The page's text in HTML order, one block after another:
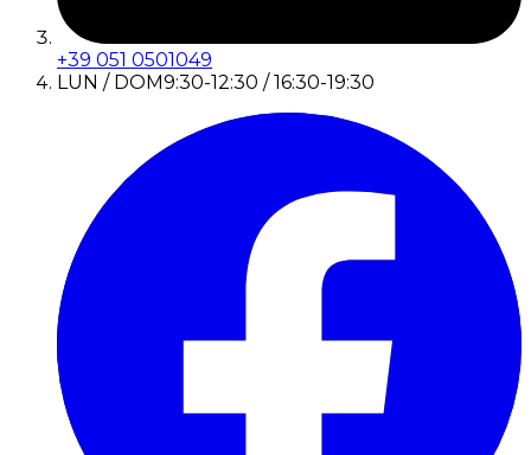
+39 051 0501049
LUN / DOM9:30-12:30 / 16:30-19:30